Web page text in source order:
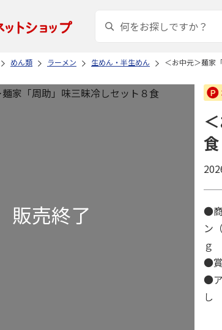
めん類 ラーメン 生めん・半生めん ＜お中元＞麺家
食
●
ン
ｇ
●
●
し